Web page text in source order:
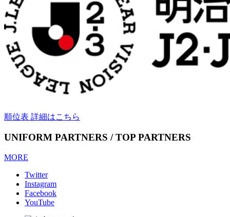
順位表 詳細はこちら
UNIFORM PARTNERS / TOP PARTNERS
MORE
Twitter
Instagram
Facebook
YouTube